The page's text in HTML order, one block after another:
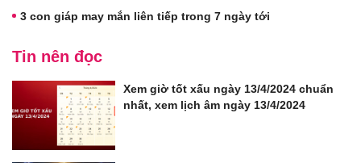
3 con giáp may mắn liên tiếp trong 7 ngày tới
Tin nên đọc
Xem giờ tốt xấu ngày 13/4/2024 chuẩn
nhất, xem lịch âm ngày 13/4/2024